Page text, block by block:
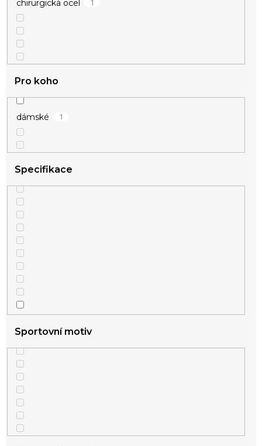
chirurgická ocel 1
Pro koho
dámské 1
Specifikace
Sportovní motiv